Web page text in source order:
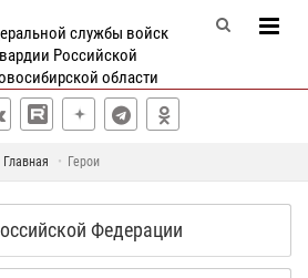
службы войск
Российской
области
Главная Герои
Федерации